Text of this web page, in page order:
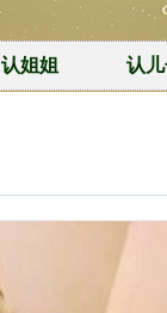
认姐姐 认